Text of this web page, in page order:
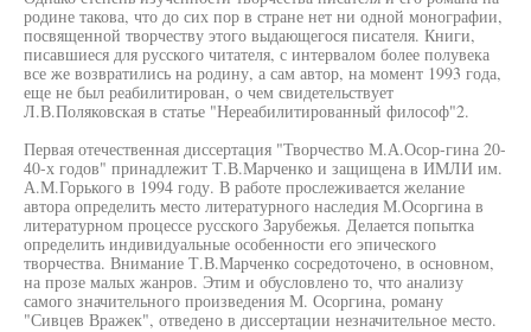
родине такова, что до сих пор в стране нет ни одной монографии,
посвященной творчеству этого выдающегося писателя. Книги,
писавшиеся для русского читателя, с интервалом более полувека
все же возвратились на родину, а сам автор, на момент 1993 года,
еще не был реабилитирован, о чем свидетельствует
Л.В.Поляковская в статье "Нереабилитированный философ"2.
Первая отечественная диссертация "Творчество М.А.Осор-гина 20-
40-х годов" принадлежит Т.В.Марченко и защищена в ИМЛИ им.
А.М.Горького в 1994 году. В работе прослеживается желание
автора определить место литературного наследия М.Осоргина в
литературном процессе русского Зарубежья. Делается попытка
определить индивидуальные особенности его эпического
творчества. Внимание Т.В.Марченко сосредоточено, в основном,
на прозе малых жанров. Этим и обусловлено то, что анализу
самого значительного произведения М. Осоргина, роману
"Сивцев Вражек", отведено в диссертации незначительное место.